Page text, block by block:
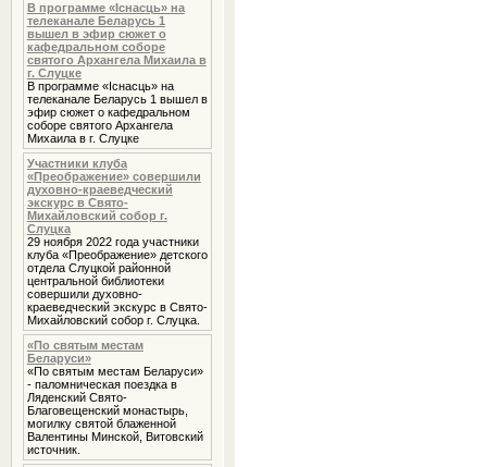
В программе «Iснасць» на
телеканале Беларусь 1
вышел в эфир сюжет о
кафедральном соборе
святого Архангела Михаила в
г. Слуцке
В программе «Iснасць» на
телеканале Беларусь 1 вышел в
эфир сюжет о кафедральном
соборе святого Архангела
Михаила в г. Слуцке
Участники клуба
«Преображение» совершили
духовно-краеведческий
экскурс в Свято-
Михайловский собор г.
Слуцка
29 ноября 2022 года участники
клуба «Преображение» детского
отдела Слуцкой районной
центральной библиотеки
совершили духовно-
краеведческий экскурс в Свято-
Михайловский собор г. Слуцка.
«По святым местам
Беларуси»
«По святым местам Беларуси»
- паломническая поездка в
Ляденский Свято-
Благовещенский монастырь,
могилку святой блаженной
Валентины Минской, Витовский
источник.